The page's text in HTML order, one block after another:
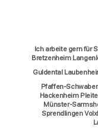
Ich arbeite gern für
Bretzenheim
Guldental
Pfaffen-
Hackenheim
Münster-
Sprendlingen